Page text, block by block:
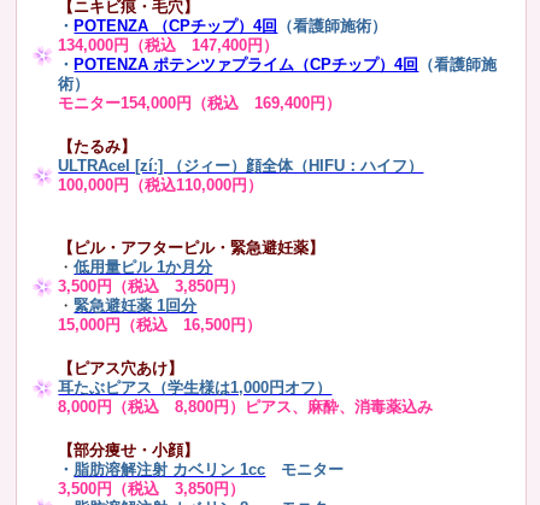
【ニキビ痕・毛穴】
・ POTENZA （CPチップ）4回
（看護師施術）
134,000円（税込 147,400円）
・ POTENZA ポテンツァプライム（CPチップ）4回
（看護師施
術）
モニター154,000円（税込 169,400円）
【たるみ】
ULTRAcel [zíː] （ジィー）顔全体（HIFU：ハイフ）
100,000円（税込110,000円）
【ピル・アフターピル・緊急避妊薬】
・低用量ピル 1か月分
3,500円（税込 3,850円）
・緊急避妊薬 1回分
15,000円（税込 16,500円）
【ピアス穴あけ】
耳たぶピアス（学生様は1,000円オフ）
8,000円（税込 8,800円）ピアス、麻酔、消毒薬込み
【部分痩せ・小顔】
・ 脂肪溶解注射 カベリン 1cc モニター
3,500円（税込 3,850円）